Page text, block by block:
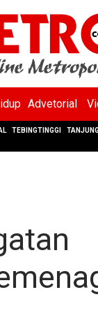
Advetorial
TEBINGTINGGI